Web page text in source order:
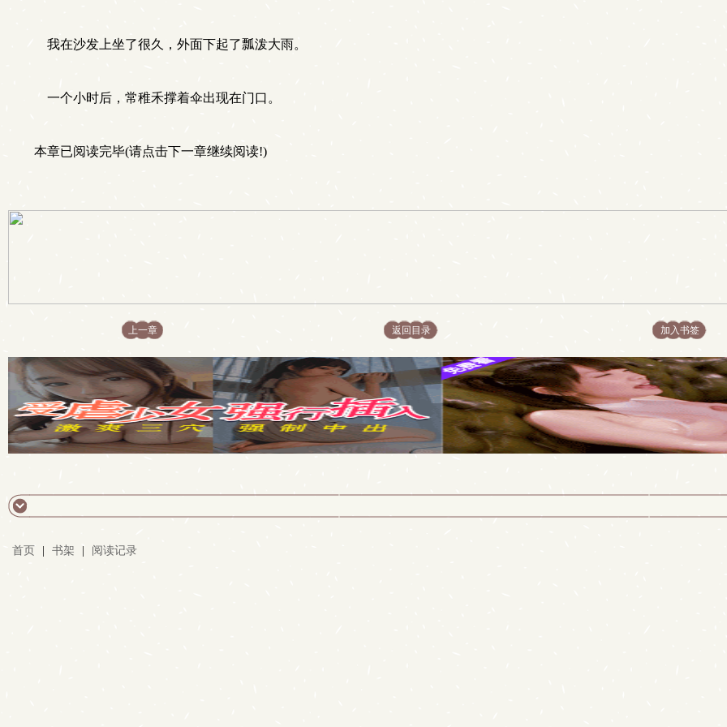
我在沙发上坐了很久，外面下起了瓢泼大雨。
一个小时后，常稚禾撑着伞出现在门口。
本章已阅读完毕(请点击下一章继续阅读!)
上一章 返回目录 加入书签
首页 书架 阅读记录